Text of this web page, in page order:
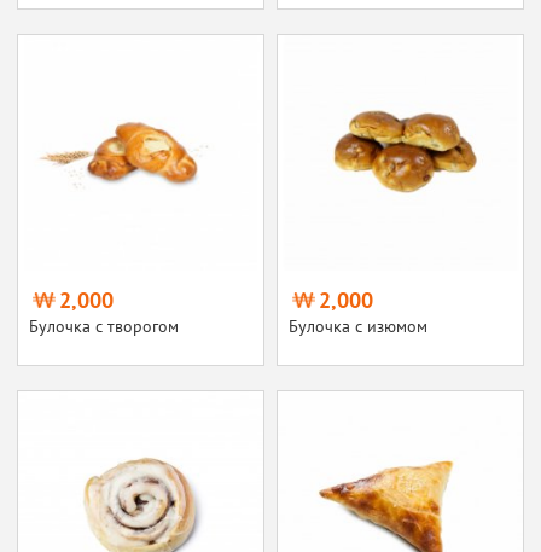
2,000
Булочка с творогом
2,000
Булочка с изюмом